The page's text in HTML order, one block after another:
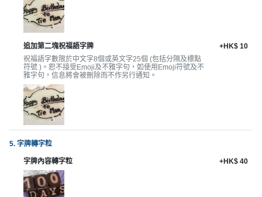
場
地
新
奇
玩
樂
體
驗
追加第二塊祝福語字牌
祝福語字數限於中文字8個或英文字25個 (包括分隔及標點
符號 )。恕不接受Emoji及不雅字句，如使用Emoji符號及不
雅字句，信息將會被刪除而不作另行通知。
+HK$ 10
5. 字牌轉字粒
字牌內容轉字粒 +HK$ 40